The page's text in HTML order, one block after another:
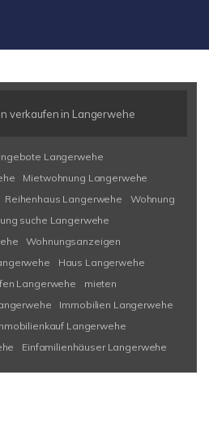
verkaufen in Langerwehe
Langerwehe
Mietwohnung Langerwehe
Reihenhaus Langerwehe
Wohnung
suche Langerwehe
Wohnungsanzeigen
Haus Langerwehe
Langerwehe
mieten
Immobilien Langerwehe
Langerwehe
Einfamilienhäuser Langerwehe